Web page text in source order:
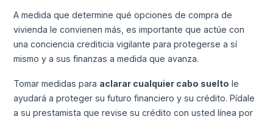
A medida que determine qué opciones de compra de
vivienda le convienen más, es importante que actúe con
una conciencia crediticia vigilante para protegerse a sí
mismo y a sus finanzas a medida que avanza.
Tomar medidas para aclarar cualquier cabo suelto le
ayudará a proteger su futuro financiero y su crédito. Pídale
a su prestamista que revise su crédito con usted línea por